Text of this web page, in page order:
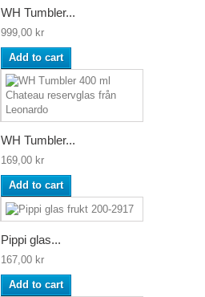
WH Tumbler...
999,00 kr
Add to cart
WH Tumbler...
169,00 kr
Add to cart
Pippi glas...
167,00 kr
Add to cart